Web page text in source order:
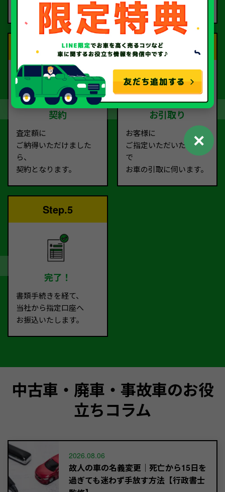
ご依頼ください。
す。
Step.3
契約
査定額に
ご納得いただけました
ら、
契約となります。
Step.4
お引取り
お客様に
ご指定いただいた場所ま
で
お車の引取に伺います。
Step.5
完了！
書類手続きを経て、
当社から指定口座へ
お振込いたします。
中古車・廃車・事故車のお役
立ちコラム
2026.08.06
故人の車の名義変更｜死亡から15日を
過ぎても迷わず手放す方法【行政書士
✕